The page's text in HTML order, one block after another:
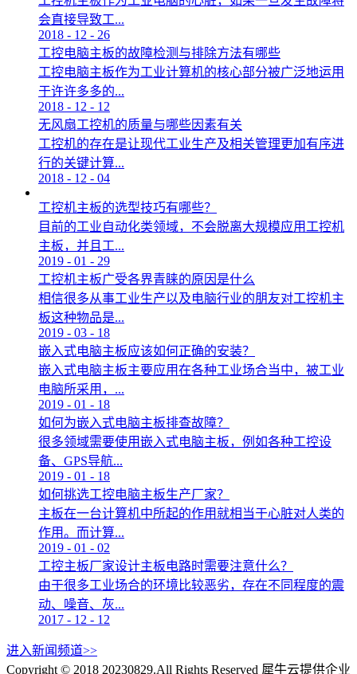
会直接导致工...
2018 - 12 - 26
工控电脑主板的故障检测与排除方法有哪些
工控电脑主板作为工业计算机的核心部分被广泛地运用
于许许多多的...
2018 - 12 - 12
无风扇工控机的质量与哪些因素有关
工控机的存在是让现代工业生产及相关管理更加有序进
行的关键计算...
2018 - 12 - 04
工控机主板的选型技巧有哪些？
目前的工业自动化类领域，不会脱离大规模应用工控机
主板，并且工...
2019 - 01 - 29
工控机主板广受各界青睐的原因是什么
相信很多从事工业生产以及电脑行业的朋友对工控机主
板这种物品是...
2019 - 03 - 18
嵌入式电脑主板应该如何正确的安装？
嵌入式电脑主板主要应用在各种工业场合当中，被工业
电脑所采用，...
2019 - 01 - 18
如何为嵌入式电脑主板排查故障？
很多领域需要使用嵌入式电脑主板，例如各种工控设
备、GPS导航...
2019 - 01 - 18
如何挑选工控电脑主板生产厂家？
主板在一台计算机中所起的作用就相当于心脏对人类的
作用。而计算...
2019 - 01 - 02
工控主板厂家设计主板电路时需要注意什么？
由于很多工业场合的环境比较恶劣，存在不同程度的震
动、噪音、灰...
2017 - 12 - 12
进入新闻频道>>
Copyright © 2018 20230829.All Rights Reserved 犀牛云提供企业